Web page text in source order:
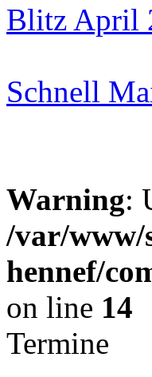
Blitz April
Schnell
Warning:
/var/www/
hennef/
on line 14
Termine